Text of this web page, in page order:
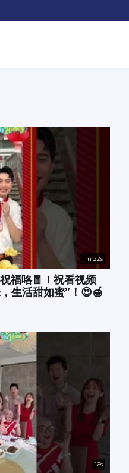
1m 22s
福咯🧧！祝看视频
生活甜如蜜”！😍🍯
16s